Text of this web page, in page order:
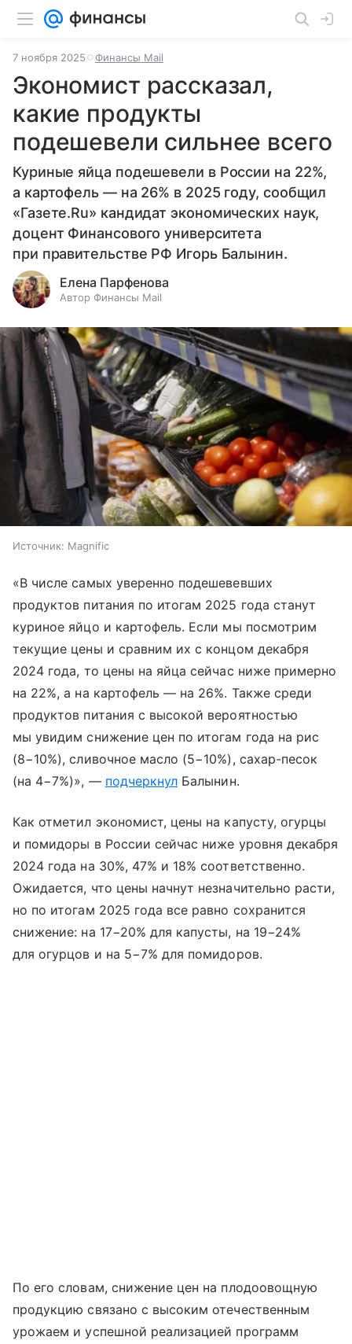
7 ноября 2025 Финансы Mail
Экономист рассказал,
какие продукты
подешевели сильнее всего
Куриные яйца подешевели в России на 22%,
а картофель — на 26% в 2025 году, сообщил
«Газете.Ru» кандидат экономических наук,
доцент Финансового университета
при правительстве РФ Игорь Балынин.
Елена Парфенова
Автор Финансы Mail
Источник: Magnific
«В числе самых уверенно подешевевших
продуктов питания по итогам 2025 года станут
куриное яйцо и картофель. Если мы посмотрим
текущие цены и сравним их с концом декабря
2024 года, то цены на яйца сейчас ниже примерно
на 22%, а на картофель — на 26%. Также среди
продуктов питания с высокой вероятностью
мы увидим снижение цен по итогам года на рис
(8−10%), сливочное масло (5−10%), сахар-песок
(на 4−7%)», — подчеркнул Балынин.
Как отметил экономист, цены на капусту, огурцы
и помидоры в России сейчас ниже уровня декабря
2024 года на 30%, 47% и 18% соответственно.
Ожидается, что цены начнут незначительно расти,
но по итогам 2025 года все равно сохранится
снижение: на 17−20% для капусты, на 19−24%
для огурцов и на 5−7% для помидоров.
По его словам, снижение цен на плодоовощную
продукцию связано с высоким отечественным
урожаем и успешной реализацией программ